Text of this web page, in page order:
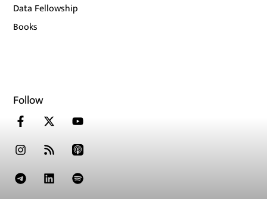
Data Fellowship
Books
Follow